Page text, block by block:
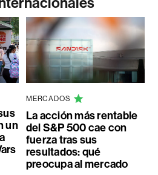
un
MERCADOS
La acción más rentable
del S&P 500 cae con
fuerza tras sus
resultados: qué
preocupa al mercado